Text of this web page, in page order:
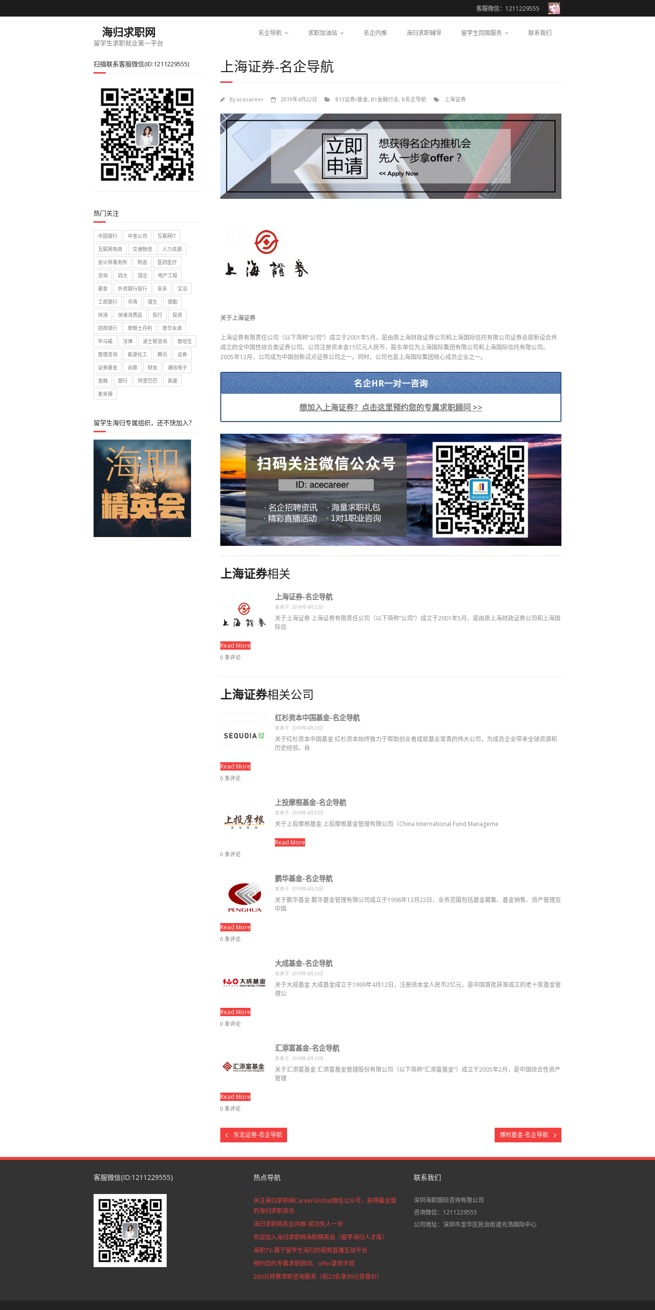
客服微信：1211229555
海归求职网
留学生求职就业第一平台
名企导航 求职加油站 名企内推 海归求职辅导 留学生回国服务 联系我们
上海证券-名企导航
Byacecareer 2019年4月22日 B13证券/基金, B1金融行业, B名企导航 上海证券
关于上海证券
上海证券有限责任公司（以下简称“公司”）成立于2001年5月，是由原上海财政证券公司和上海国际信托有限公司证券总部新设合并
成立的全中国性综合类证券公司。公司注册资本金15亿元人民币，股东单位为上海国际集团有限公司和上海国际信托有限公司。
2005年12月，公司成为中国创新试点证券公司之一。同时，公司也是上海国际集团核心成员企业之一。
名企HR一对一咨询
想加入上海证券？点击这里预约您的专属求职顾问 >>
上海证券相关
上海证券-名企导航
发表于: 2019年4月22日
关于上海证券 上海证券有限责任公司（以下简称“公司”）成立于2001年5月，是由原上海财政证券公司和上海国
际信
Read More
0 条评论
上海证券相关公司
红杉资本中国基金-名企导航
发表于: 2019年4月23日
关于红杉资本中国基金 红杉资本始终致力于帮助创业者成就基业常青的伟大公司，为成员企业带来全球资源和
历史经验。自
Read More
0 条评论
上投摩根基金-名企导航
发表于: 2019年4月23日
关于上投摩根基金 上投摩根基金管理有限公司（China International Fund Manageme
Read More
0 条评论
鹏华基金-名企导航
发表于: 2019年4月23日
关于鹏华基金 鹏华基金管理有限公司成立于1998年12月22日，业务范围包括基金募集、基金销售、资产管理及
中国
Read More
0 条评论
大成基金-名企导航
发表于: 2019年4月23日
关于大成基金 大成基金成立于1999年4月12日，注册资本金人民币2亿元，是中国首批获准成立的老十家基金管
理公
Read More
0 条评论
汇添富基金-名企导航
发表于: 2019年4月23日
关于汇添富基金 汇添富基金管理股份有限公司（以下简称“汇添富基金”）成立于2005年2月，是中国综合性资产
管理
Read More
0 条评论
东北证券-名企导航 博时基金-名企导航
扫描联系客服微信(ID:1211229555)
热门关注
中国银行 中金公司
互联网IT
互联网电商
交通物流
人力资源
会计师事务所
制造
医药医疗
咨询
四大 国企
地产工程
基金
外资银行投行 安永
宝洁
工商银行
市场 强生
德勤
快消
快速消费品 投行
投资
招商银行
摩根士丹利
普华永道
毕马威
法律 波士顿咨询
管培生
管理咨询
能源化工 腾讯
证券
证券基金
谷歌 财会
通信电子
金融
银行 阿里巴巴
高盛
麦肯锡
留学生海归专属组织，还不快加入？
客服微信(ID:1211229555) 热点导航
关注海归求职网CareerGlobal微信公众号，获得最全面
的海归求职资讯
海归求职网名企内推-成功先人一步
欢迎加入海归求职网海职精英会（留学海归人才库）
海职TV-属于留学生海归的视频直播互动平台
预约您的专属求职顾问，offer拿到手软
280元特惠求职咨询服务（前20名享99元惊喜价）
联系我们
深圳海职国际咨询有限公司
咨询微信：1211229555
公司地址：深圳市龙华区民治街道光浩国际中心